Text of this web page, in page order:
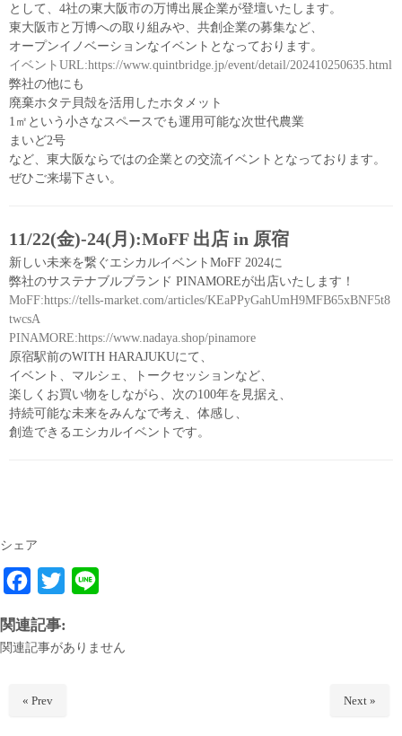
として、4社の東大阪市の万博出展企業が登壇いたします。
東大阪市と万博への取り組みや、共創企業の募集など、
オープンイノベーションなイベントとなっております。
イベントURL:https://www.quintbridge.jp/event/detail/202410250635.html
弊社の他にも
廃棄ホタテ貝殻を活用したホタメット
1㎡という小さなスペースでも運用可能な次世代農業
まいど2号
など、東大阪ならではの企業との交流イベントとなっております。
ぜひご来場下さい。
11/22(金)-24(月):MoFF 出店 in 原宿
新しい未来を繋ぐエシカルイベントMoFF 2024に
弊社のサステナブルブランド PINAMOREが出店いたします！
MoFF:https://tells-market.com/articles/KEaPPyGahUmH9MFB65xBNF5t8
twcsA
PINAMORE:https://www.nadaya.shop/pinamore
原宿駅前のWITH HARAJUKUにて、
イベント、マルシェ、トークセッションなど、
楽しくお買い物をしながら、次の100年を見据え、
持続可能な未来をみんなで考え、体感し、
創造できるエシカルイベントです。
シェア
c
関連記事:
関連記事がありません
« Prev Next »